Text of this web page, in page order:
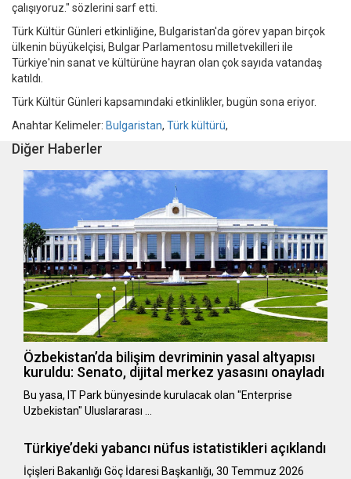
çalışıyoruz." sözlerini sarf etti.
Türk Kültür Günleri etkinliğine, Bulgaristan'da görev yapan birçok
ülkenin büyükelçisi, Bulgar Parlamentosu milletvekilleri ile
Türkiye'nin sanat ve kültürüne hayran olan çok sayıda vatandaş
katıldı.
Türk Kültür Günleri kapsamındaki etkinlikler, bugün sona eriyor.
Anahtar Kelimeler: Bulgaristan, Türk kültürü,
Diğer Haberler
Özbekistan’da bilişim devriminin yasal altyapısı
kuruldu: Senato, dijital merkez yasasını onayladı
Bu yasa, IT Park bünyesinde kurulacak olan "Enterprise
Uzbekistan" Uluslararası …
Türkiye’deki yabancı nüfus istatistikleri açıklandı
​​​​​​​İçişleri Bakanlığı Göç İdaresi Başkanlığı, 30 Temmuz 2026